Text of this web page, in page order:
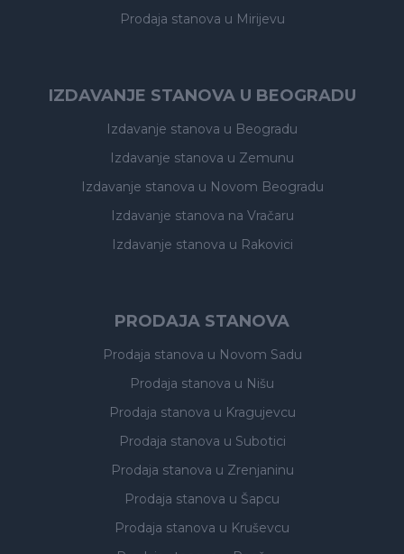
Prodaja stanova u Mirijevu
IZDAVANJE STANOVA U BEOGRADU
Izdavanje stanova u Beogradu
Izdavanje stanova u Zemunu
Izdavanje stanova u Novom Beogradu
Izdavanje stanova na Vračaru
Izdavanje stanova u Rakovici
PRODAJA STANOVA
Prodaja stanova u Novom Sadu
Prodaja stanova u Nišu
Prodaja stanova u Kragujevcu
Prodaja stanova u Subotici
Prodaja stanova u Zrenjaninu
Prodaja stanova u Šapcu
Prodaja stanova u Kruševcu